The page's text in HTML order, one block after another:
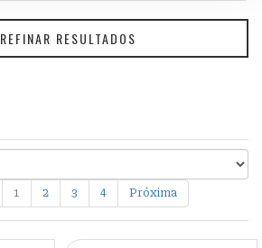
REFINAR RESULTADOS
1 2 3 4 Próxima